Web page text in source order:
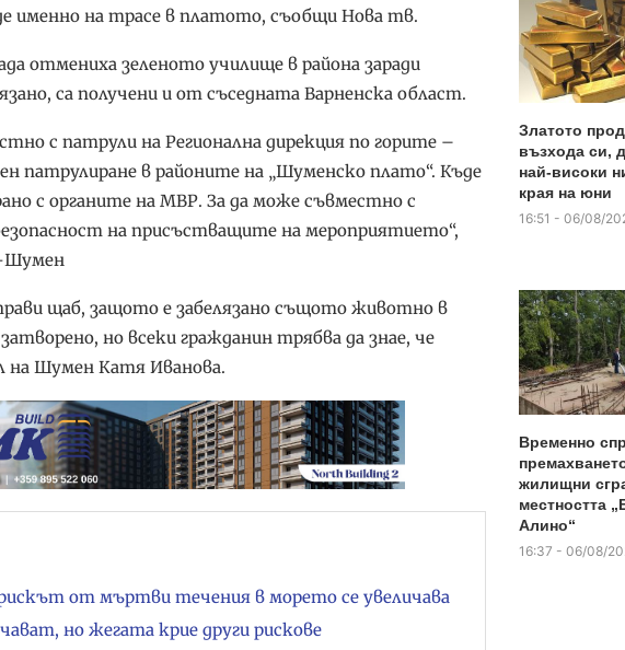
именно на трасе в платото, съобщи Нова тв.
отмениха зеленото училище в района заради
са получени и от съседната Варненска област.
с патрули на Регионална дирекция по горите –
патрулиране в районите на „Шуменско плато“. Къде
с органите на МВР. За да може съвместно с
на присъстващите на мероприятието“,
Шумен
щаб, защото е забелязано същото животно в
но всеки гражданин трябва да знае, че
на Шумен Катя Иванова.
от мъртви течения в морето се увеличава
но жегата крие други рискове
Златото
възхода си,
най-високи
края на юни
16:51 - 06/08/
Временно
жилищни
местността
Алино“
16:37 - 06/08/